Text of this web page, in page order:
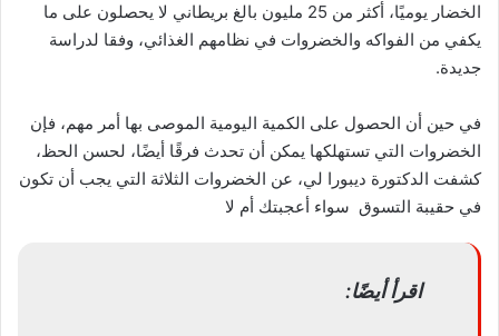
الخضار يوميًا، أكثر من 25 مليون بالغ بريطاني لا يحصلون على ما
يكفي من الفواكه والخضروات في نظامهم الغذائي، وفقا لدراسة
جديدة.
في حين أن الحصول على الكمية اليومية الموصى بها أمر مهم، فإن
الخضروات التي تستهلكها يمكن أن تحدث فرقًا أيضًا، لحسن الحظ،
كشفت الدكتورة ديبورا لي، عن الخضروات الثلاثة التي يجب أن تكون
في حقيبة التسوق سواء أعجبتك أم لا
اقرأ أيضًا: